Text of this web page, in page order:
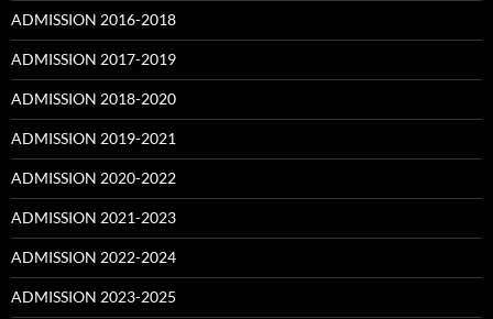
ADMISSION 2016-2018
ADMISSION 2017-2019
ADMISSION 2018-2020
ADMISSION 2019-2021
ADMISSION 2020-2022
ADMISSION 2021-2023
ADMISSION 2022-2024
ADMISSION 2023-2025